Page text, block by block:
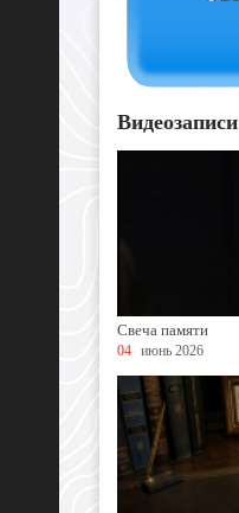
Видеозаписи
Свеча памяти
04 июнь 2026